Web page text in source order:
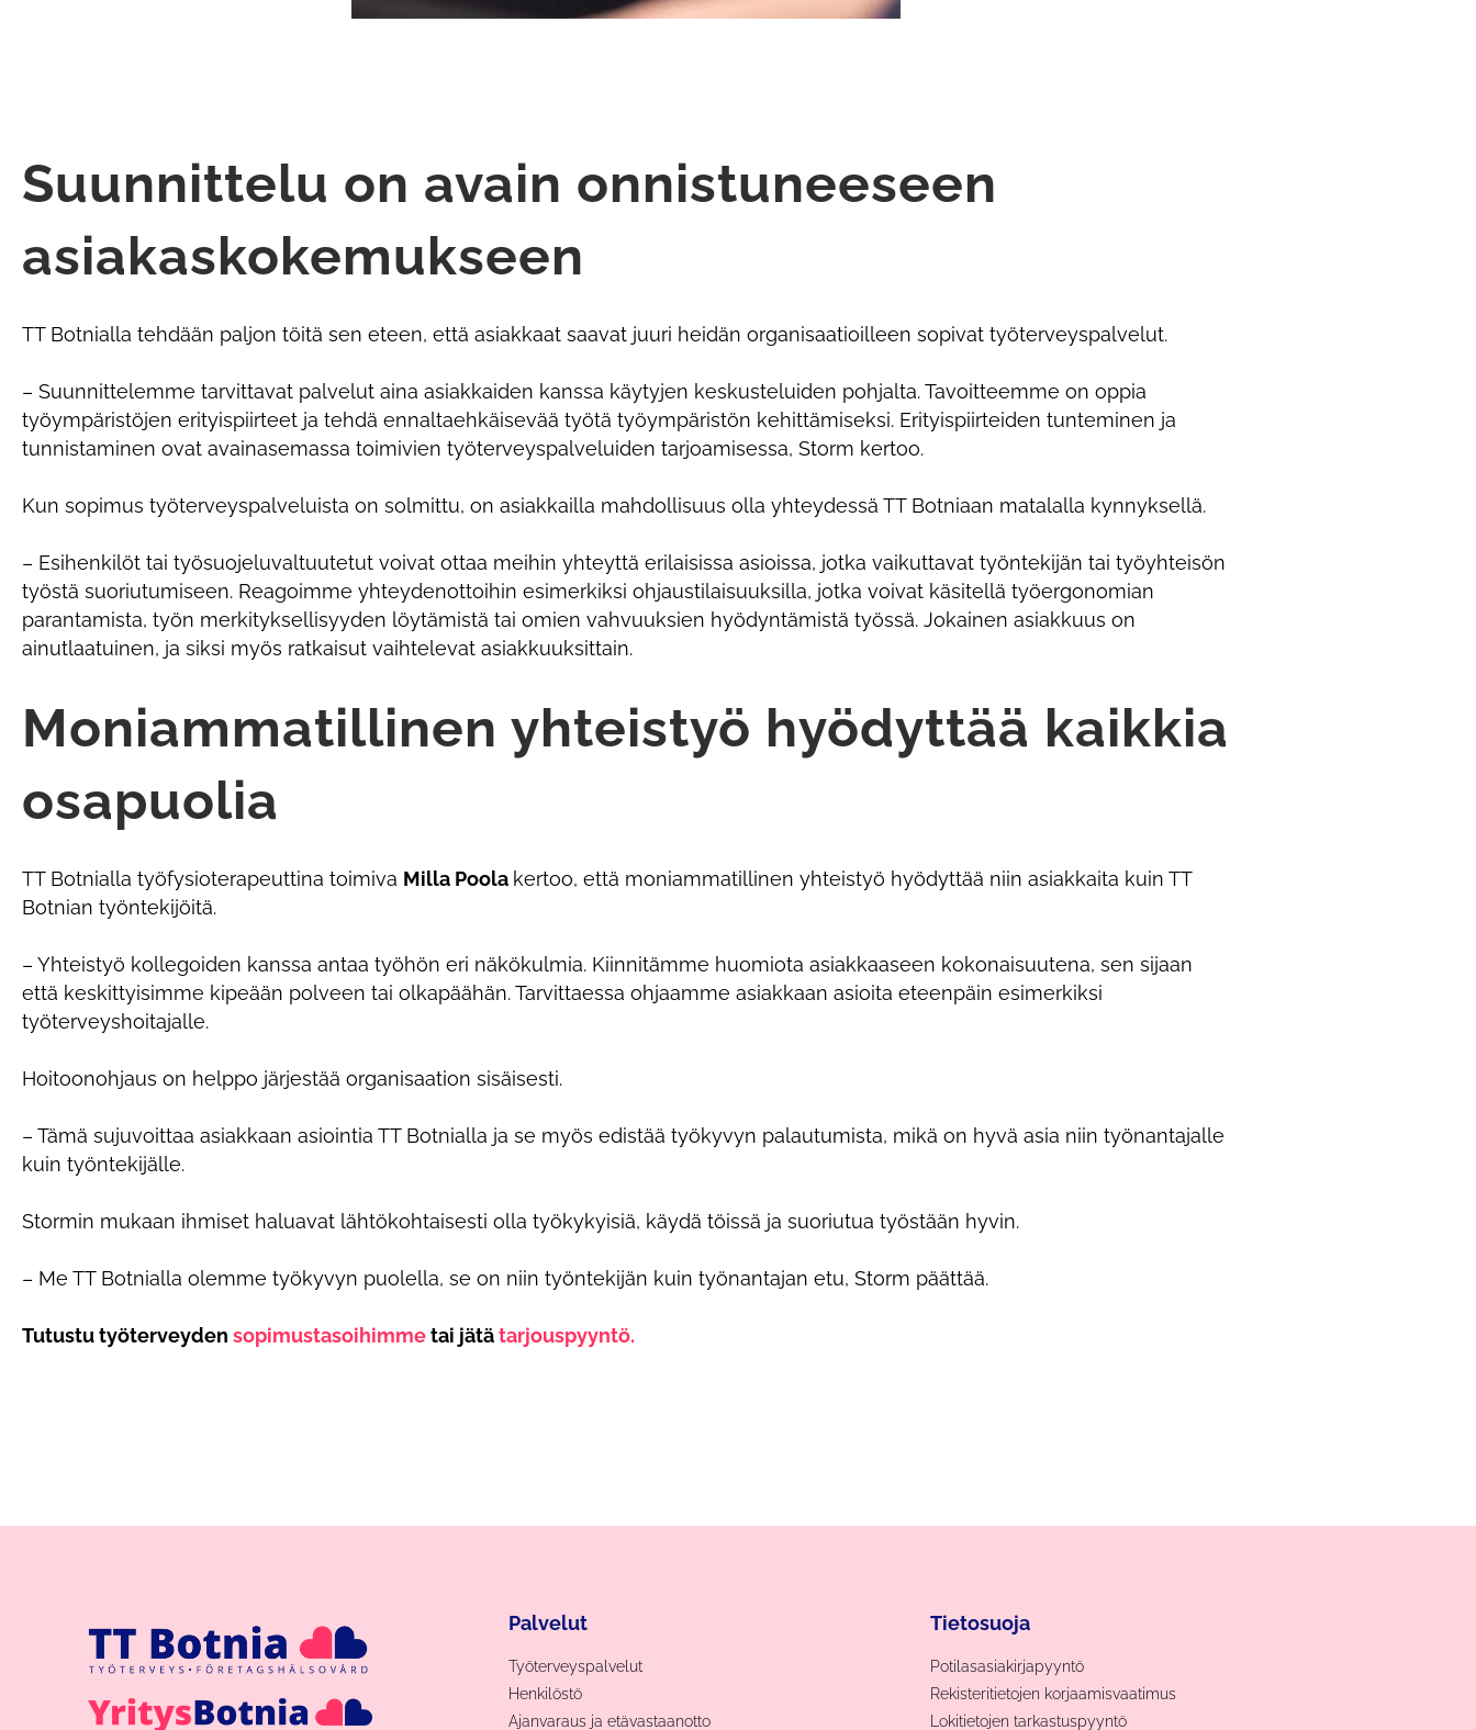
Suunnittelu on avain onnistuneeseen
asiakaskokemukseen
TT Botnialla tehdään paljon töitä sen eteen, että asiakkaat saavat juuri heidän organisaatioilleen sopivat työterveyspalvelut.
– Suunnittelemme tarvittavat palvelut aina asiakkaiden kanssa käytyjen keskusteluiden pohjalta. Tavoitteemme on oppia
työympäristöjen erityispiirteet ja tehdä ennaltaehkäisevää työtä työympäristön kehittämiseksi. Erityispiirteiden tunteminen ja
tunnistaminen ovat avainasemassa toimivien työterveyspalveluiden tarjoamisessa, Storm kertoo.
Kun sopimus työterveyspalveluista on solmittu, on asiakkailla mahdollisuus olla yhteydessä TT Botniaan matalalla kynnyksellä.
– Esihenkilöt tai työsuojeluvaltuutetut voivat ottaa meihin yhteyttä erilaisissa asioissa, jotka vaikuttavat työntekijän tai työyhteisön
työstä suoriutumiseen. Reagoimme yhteydenottoihin esimerkiksi ohjaustilaisuuksilla, jotka voivat käsitellä työergonomian
parantamista, työn merkityksellisyyden löytämistä tai omien vahvuuksien hyödyntämistä työssä. Jokainen asiakkuus on
ainutlaatuinen, ja siksi myös ratkaisut vaihtelevat asiakkuuksittain.
Moniammatillinen yhteistyö hyödyttää kaikkia
osapuolia
TT Botnialla työfysioterapeuttina toimiva Milla Poola kertoo, että moniammatillinen yhteistyö hyödyttää niin asiakkaita kuin TT
Botnian työntekijöitä.
– Yhteistyö kollegoiden kanssa antaa työhön eri näkökulmia. Kiinnitämme huomiota asiakkaaseen kokonaisuutena, sen sijaan
että keskittyisimme kipeään polveen tai olkapäähän. Tarvittaessa ohjaamme asiakkaan asioita eteenpäin esimerkiksi
työterveyshoitajalle.
Hoitoonohjaus on helppo järjestää organisaation sisäisesti.
– Tämä sujuvoittaa asiakkaan asiointia TT Botnialla ja se myös edistää työkyvyn palautumista, mikä on hyvä asia niin työnantajalle
kuin työntekijälle.
Stormin mukaan ihmiset haluavat lähtökohtaisesti olla työkykyisiä, käydä töissä ja suoriutua työstään hyvin.
– Me TT Botnialla olemme työkyvyn puolella, se on niin työntekijän kuin työnantajan etu, Storm päättää.
Tutustu työterveyden sopimustasoihimmetai jätätarjouspyyntö.
Palvelut
Työterveyspalvelut
Henkilöstö
Ajanvaraus ja etävastaanotto
Tietosuoja
Potilasasiakirjapyyntö
Rekisteritietojen korjaamisvaatimus
Lokitietojen tarkastuspyyntö